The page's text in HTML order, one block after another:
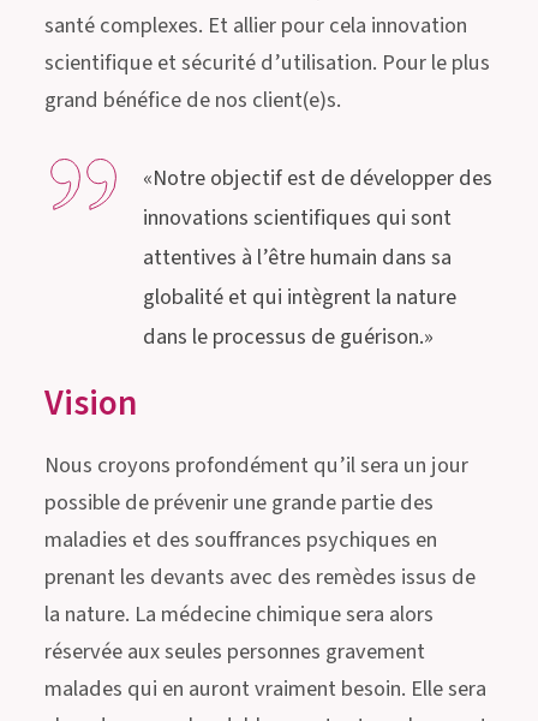
santé complexes. Et allier pour cela innovation
scientifique et sécurité d’utilisation. Pour le plus
grand bénéfice de nos client(e)s.
«Notre objectif est de développer des
innovations scientifiques qui sont
attentives à l’être humain dans sa
globalité et qui intègrent la nature
dans le processus de guérison.»
Vision
Nous croyons profondément qu’il sera un jour
possible de prévenir une grande partie des
maladies et des souffrances psychiques en
prenant les devants avec des remèdes issus de
la nature. La médecine chimique sera alors
réservée aux seules personnes gravement
malades qui en auront vraiment besoin. Elle sera